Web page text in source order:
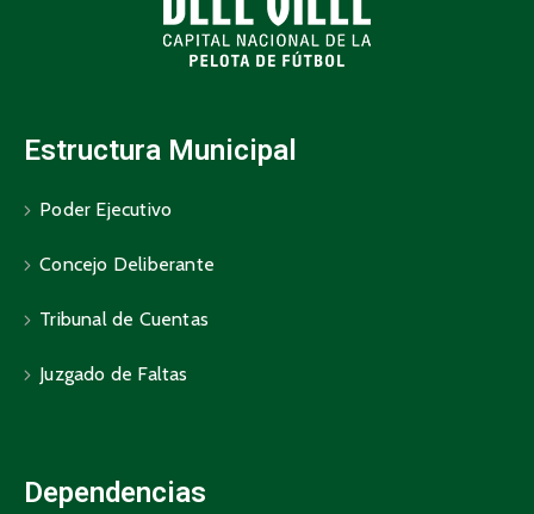
Estructura Municipal
Poder Ejecutivo
Concejo Deliberante
Tribunal de Cuentas
Juzgado de Faltas
Dependencias